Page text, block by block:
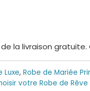
la livraison gratuite.
Luxe, Robe de Mariée
votre Robe de Rêve